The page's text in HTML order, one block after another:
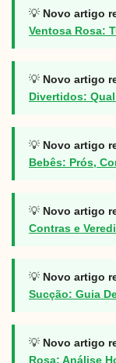
💡 Novo artigo
Ventosa Rosa:
💡 Novo artigo
Divertidos:
💡 Novo artigo
Bebês: Prós,
💡 Novo artigo
Contras e
💡 Novo artigo
Sucção: Guia
💡 Novo artigo
Rosa: Análise